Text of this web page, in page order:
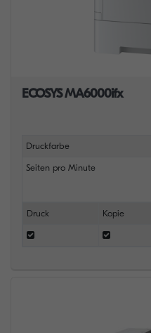
ECOSYS MA6000ifx
Druckfarbe
Seiten pro Minute
Druck Kopie